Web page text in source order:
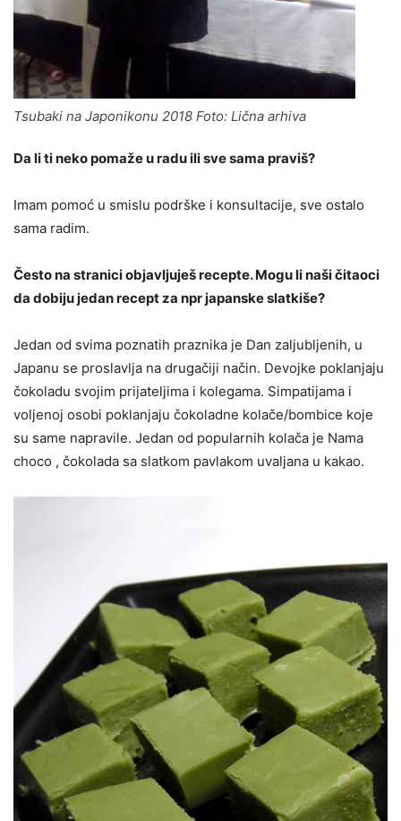
Tsubaki na Japonikonu 2018 Foto: Lična arhiva
Da li ti neko pomaže u radu ili sve sama praviš?
Imam pomoć u smislu podrške i konsultacije, sve ostalo
sama radim.
Često na stranici objavljuješ recepte. Mogu li naši čitaoci
da dobiju jedan recept za npr japanske slatkiše?
Jedan od svima poznatih praznika je Dan zaljubljenih, u
Japanu se proslavlja na drugačiji način. Devojke poklanjaju
čokoladu svojim prijateljima i kolegama. Simpatijama i
voljenoj osobi poklanjaju čokoladne kolače/bombice koje
su same napravile. Jedan od popularnih kolača je Nama
choco , čokolada sa slatkom pavlakom uvaljana u kakao.